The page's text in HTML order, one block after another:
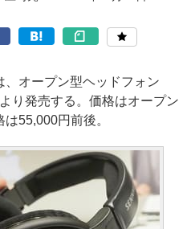
オープン型ヘッドフォン
り発売する。価格はオープン
55,000円前後。